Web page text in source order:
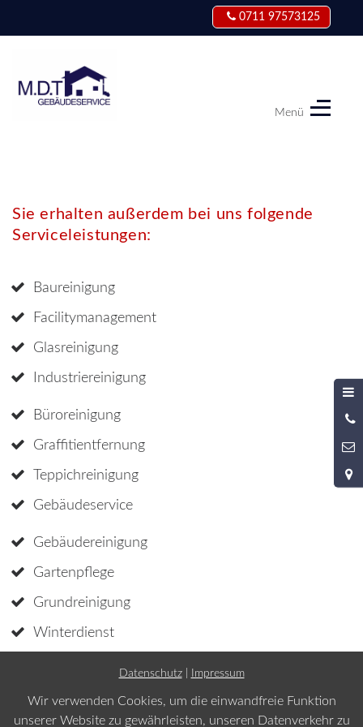
0711 97573125
Menü
Sie erhalten außerdem bei uns folgende
Serviceleistungen:
Baureinigung
Facilitymanagement
Glasreinigung
Industriereinigung
Büroreinigung
Graffitientfernung
Teppichreinigung
Gebäudeservice
Gebäudereinigung
Gartenpflege
Grundreinigung
Winterdienst
Impressum
Datenschutz| Impressum
Wir verwenden Cookies, um die einwandfreie Funktion
unserer Website zu gewährleisten, unseren Datenverkehr zu